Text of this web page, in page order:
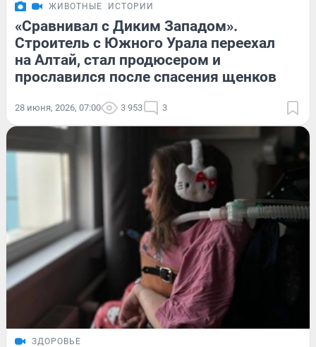
ЖИВОТНЫЕ ИСТОРИИ
«Сравнивал с Диким Западом».
Строитель с Южного Урала переехал
на Алтай, стал продюсером и
прославился после спасения щенков
28 июня, 2026, 07:00 3 953 3
ЗДОРОВЬЕ